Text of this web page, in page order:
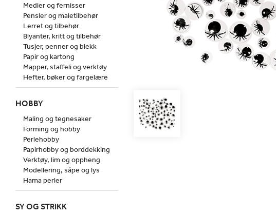
Medier og fernisser
Pensler og maletilbehør
Lerret og tilbehør
Blyanter, kritt og tilbehør
Tusjer, penner og blekk
Papir og kartong
Mapper, staffeli og verktøy
Hefter, bøker og fargelære
HOBBY
Maling og tegnesaker
Forming og hobby
Perlehobby
Papirhobby og borddekking
Verktøy, lim og oppheng
Modellering, såpe og lys
Hama perler
SY OG STRIKK